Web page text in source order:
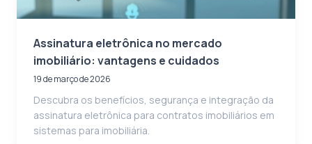
Assinatura eletrônica no mercado
imobiliário: vantagens e cuidados
19 de março de 2026
Descubra os benefícios, segurança e integração da
assinatura eletrônica para contratos imobiliários em
sistemas para imobiliária.